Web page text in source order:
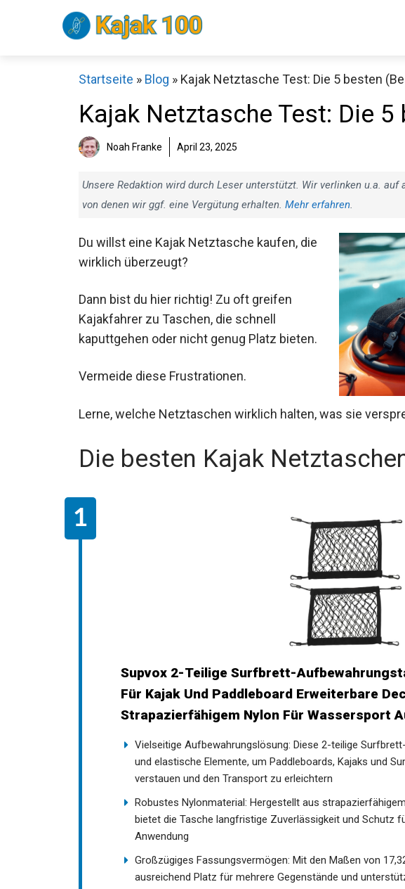
Startseite » Blog » Kajak Netztasche Test: Die 5 besten
Kajak Netztasche Test: Die 5
(Bestenliste)
Unsere Redaktion wird durch Leser unterstützt. Wir verlinken u.a. auf
von denen wir ggf. eine Vergütung erhalten.
Mehr erfahren.
Du willst eine Kajak Netztasche kaufen, die
wirklich überzeugt?
Dann bist du hier richtig! Zu oft greifen
Kajakfahrer zu Taschen, die schnell
kaputtgehen oder nicht genug Platz bieten.
Vermeide diese Frustrationen.
Supvox 2-Teilige Surfbrett-
Für Kajak Und Paddleboard Erweiterbare
Strapazierfähigem Nylon Für Wassersport
Vielseitige Aufbewahrungslösung: Diese 2-teilige
verstauen und den Transport zu erleichtern
Robustes Nylonmaterial: Hergestellt aus
Anwendung
Schaue dir jetzt die